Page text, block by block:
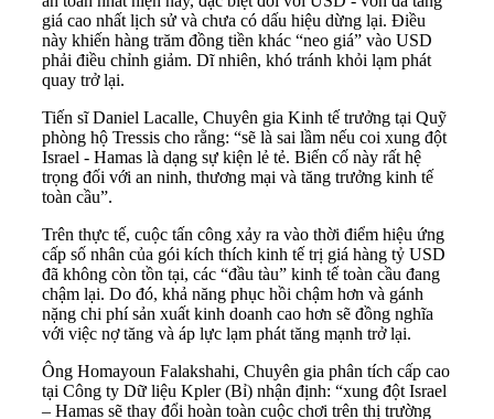
giá cao nhất lịch sử và chưa có dấu hiệu dừng lại. Điều
này khiến hàng trăm đồng tiền khác “neo giá” vào USD
phải điều chỉnh giảm. Dĩ nhiên, khó tránh khỏi lạm phát
quay trở lại.
Tiến sĩ Daniel Lacalle, Chuyên gia Kinh tế trưởng tại Quỹ
phòng hộ Tressis cho rằng: “sẽ là sai lầm nếu coi xung đột
Israel - Hamas là dạng sự kiện lẻ tẻ. Biến cố này rất hệ
trọng đối với an ninh, thương mại và tăng trưởng kinh tế
toàn cầu”.
Trên thực tế, cuộc tấn công xảy ra vào thời điểm hiệu ứng
cấp số nhân của gói kích thích kinh tế trị giá hàng tỷ USD
đã không còn tồn tại, các “đầu tàu” kinh tế toàn cầu đang
chậm lại. Do đó, khả năng phục hồi chậm hơn và gánh
nặng chi phí sản xuất kinh doanh cao hơn sẽ đồng nghĩa
với việc nợ tăng và áp lực lạm phát tăng mạnh trở lại.
Ông Homayoun Falakshahi, Chuyên gia phân tích cấp cao
tại Công ty Dữ liệu Kpler (Bỉ) nhận định: “xung đột Israel
– Hamas sẽ thay đổi hoàn toàn cuộc chơi trên thị trường